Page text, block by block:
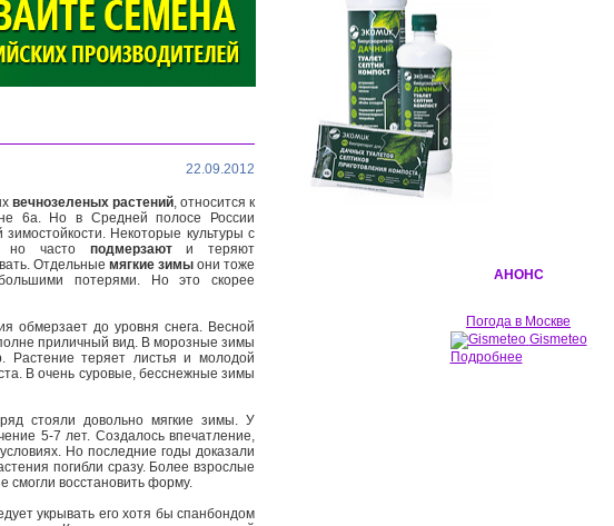
22.09.2012
вечнозеленых растений, относится к
6a. Но в Средней полосе России
Некоторые культуры с
но часто подмерзаюти теряют
Отдельные мягкие зимыони тоже
потерями. Но это скорее
обмерзает до уровня снега. Весной
приличный вид. В морозные зимы
Растение теряет листья и молодой
В очень суровые, бесснежные зимы
стояли довольно мягкие зимы. У
5-7 лет. Создалось впечатление,
Но последние годы доказали
погибли сразу. Более взрослые
смогли восстановить форму.
укрывать его хотя бы спанбондом
АНОНС
Погода в Москве
Gismeteo
Подробнее